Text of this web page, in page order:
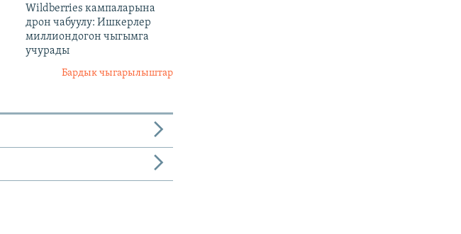
Wildberries кампаларына
дрон чабуулу: Ишкерлер
миллиондогон чыгымга
учурады
Бардык чыгарылыштар